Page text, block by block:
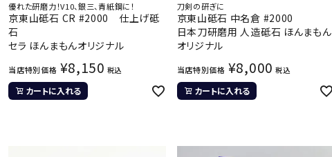
優れた研磨力！V10、銀三、青紙鋼に！
京東山砥石 CR #2000 仕上げ砥
石
セラ ほんまもんオリジナル
当店特別価格 ¥8,150 税込
カートに入れる
刀剣の研ぎに
京東山砥石 中名倉 #2000
日本刀研磨用 人造砥石 ほんまもん
オリジナル
当店特別価格 ¥8,000 税込
カートに入れる